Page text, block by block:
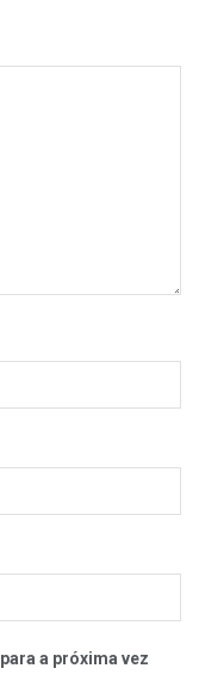
a próxima vez